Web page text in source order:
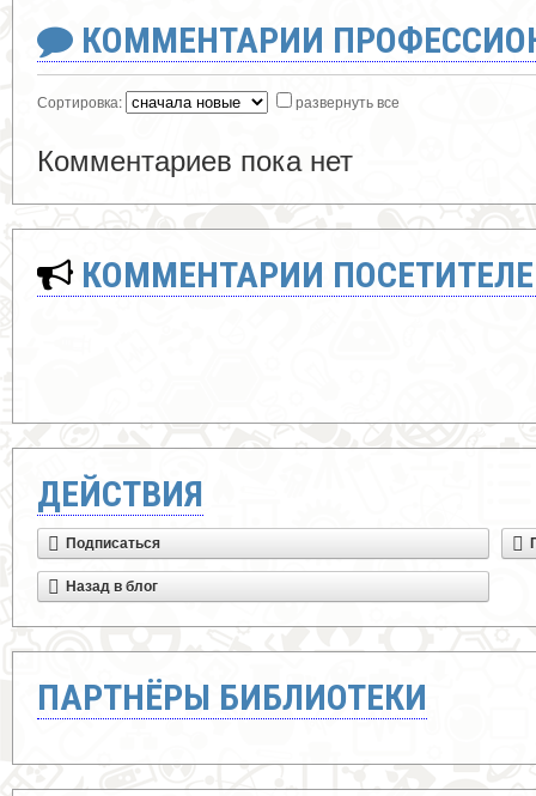
КОММЕНТАРИИ
Сортировка: развернуть все
Комментариев пока нет
КОММЕНТАРИИ
ДЕЙСТВИЯ
Подписаться
Назад в блог
ПАРТНЁРЫ БИБЛИОТЕКИ